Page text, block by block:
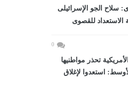
سلاح الجو الإسرائيلى
الاستعداد للقصوى
0
تحذر مواطنيها
استعدوا لإغلاق